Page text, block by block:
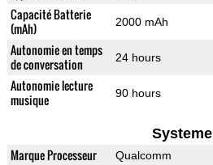
Capacité Batterie
(mAh)
2000 mAh
Autonomie en temps
de conversation
24 hours
Autonomie lecture
musique
90 hours
Systeme
Marque Processeur Qualcomm